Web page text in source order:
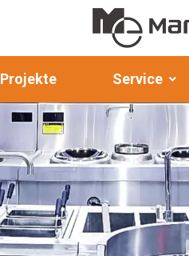
Projekte Service